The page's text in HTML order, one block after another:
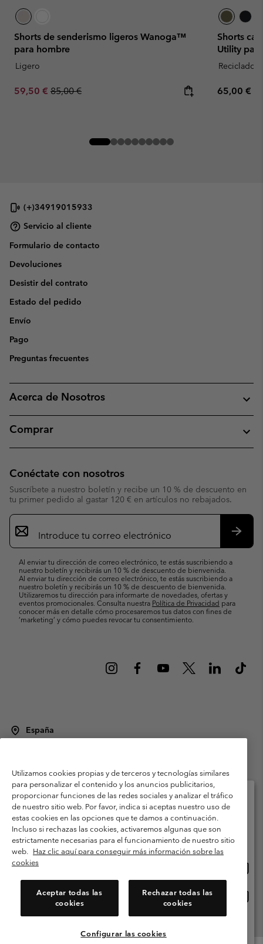
Shorts de senderismo ligeros Wanoga™
para hombre
Ligero
Sale price:
59,50 € Regular price:
85,00 €
Shorts
Utility
Reciclado
Regular
65,00 €
(+)34919015933
Servicio al cliente
Formulario de contacto
Devoluciones
Desistir del contrato
Estado del pedido
Envío
Pago
Preguntas frecuentes
Acerca de Nosotros
Comprar
Conéctate con nosotros
Suscríbete a nuestro boletín y recibe un 10 % de descuento en
tu primer pedido al gastar 120 € en artículos no rebajados.
Suscripción
de
correo
Al enviar tu dirección de correo electrónico, te estás suscribiendo a
nuestro boletín y recibirás un 10 % de descuento de bienvenida.
Al enviar tu dirección de correo electrónico, te estás suscribiendo a
nuestro boletín y recibirás un 10 % de descuento de bienvenida.
Utilizaremos tu dirección para informarte de novedades, ofertas y
eventos promocionales. Consulta nuestra Política de Privacidad para
conocer más en detalle cómo procesaremos tus datos con fines de
’marketing’ y cómo puedes revocar tu consentimiento.
España
Condiciones de uso
Terminos de Venta
Garantía
Política de Privacidad
Términos y condiciones del programa de miembros
Términos De Uso Del Contenido Generado Por Los Usuarios
Impressum
Cookies Public CBCR
Utilizamos cookies propias y de terceros y tecnologías similares
para personalizar el contenido y los anuncios publicitarios,
proporcionar funciones de las redes sociales y analizar el tráfico
de nuestro sitio web. Por favor, indica si aceptas nuestro uso de
estas cookies en las opciones que te damos a continuación.
Incluso si rechazas las cookies, activaremos algunas que son
estrictamente necesarias para el funcionamiento de nuestro sitio
web. Haz clic aquí para conseguir más información sobre las
cookies
Aceptar todas las
cookies
Rechazar todas las
cookies
Configurar las cookies
Selecciona tu país e idioma envío
Compras en línea disponibles
línea
España
Ver Todos Los Países